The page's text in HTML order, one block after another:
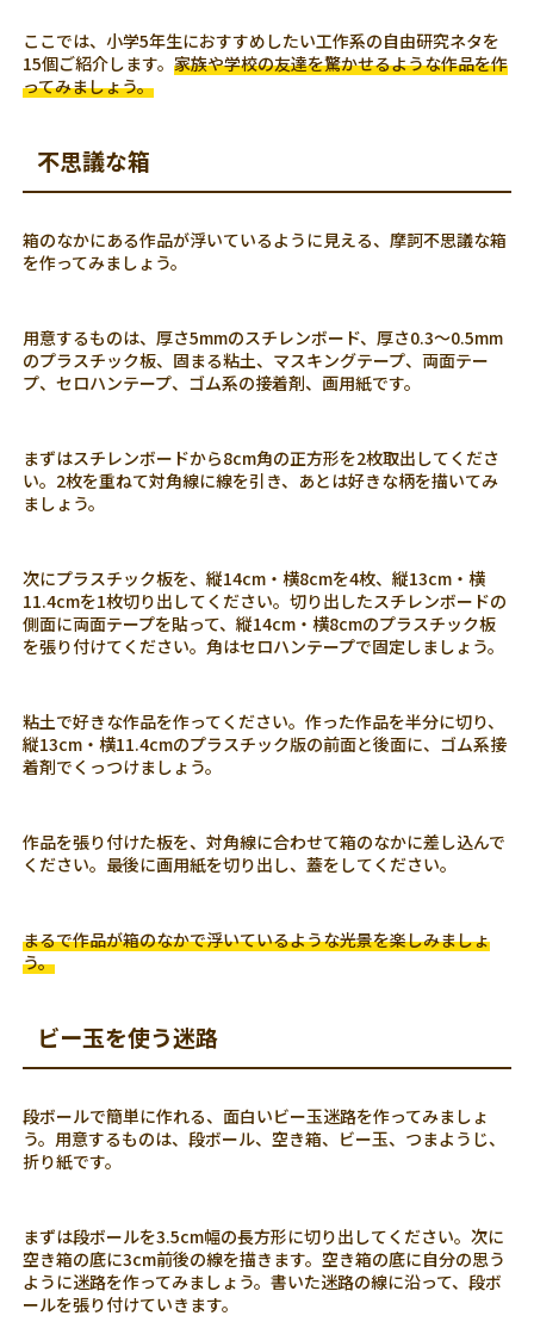
ここでは、小学5年生におすすめしたい工作系の自由研究ネタを
15個ご紹介します。家族や学校の友達を驚かせるような作品を作
ってみましょう。
不思議な箱
箱のなかにある作品が浮いているように見える、摩訶不思議な箱
を作ってみましょう。
用意するものは、厚さ5mmのスチレンボード、厚さ0.3～0.5mm
のプラスチック板、固まる粘土、マスキングテープ、両面テー
プ、セロハンテープ、ゴム系の接着剤、画用紙です。
まずはスチレンボードから8cm角の正方形を2枚取出してくださ
い。2枚を重ねて対角線に線を引き、あとは好きな柄を描いてみ
ましょう。
次にプラスチック板を、縦14cm・横8cmを4枚、縦13cm・横
11.4cmを1枚切り出してください。切り出したスチレンボードの
側面に両面テープを貼って、縦14cm・横8cmのプラスチック板
を張り付けてください。角はセロハンテープで固定しましょう。
粘土で好きな作品を作ってください。作った作品を半分に切り、
縦13cm・横11.4cmのプラスチック版の前面と後面に、ゴム系接
着剤でくっつけましょう。
作品を張り付けた板を、対角線に合わせて箱のなかに差し込んで
ください。最後に画用紙を切り出し、蓋をしてください。
まるで作品が箱のなかで浮いているような光景を楽しみましょ
う。
ビー玉を使う迷路
段ボールで簡単に作れる、面白いビー玉迷路を作ってみましょ
う。用意するものは、段ボール、空き箱、ビー玉、つまようじ、
折り紙です。
まずは段ボールを3.5cm幅の長方形に切り出してください。次に
空き箱の底に3cm前後の線を描きます。空き箱の底に自分の思う
ように迷路を作ってみましょう。書いた迷路の線に沿って、段ボ
ールを張り付けていきます。